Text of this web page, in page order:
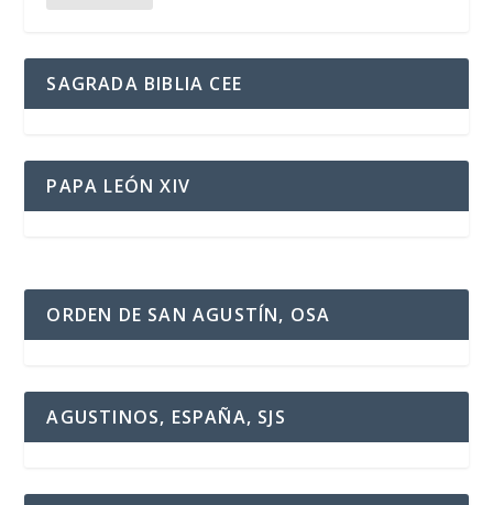
SAGRADA BIBLIA CEE
PAPA LEÓN XIV
ORDEN DE SAN AGUSTÍN, OSA
AGUSTINOS, ESPAÑA, SJS